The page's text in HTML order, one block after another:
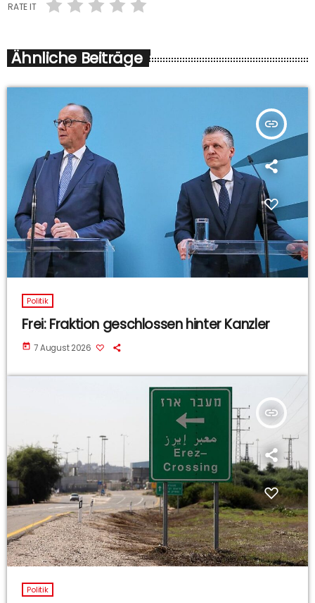
RATE IT
Ähnliche Beiträge
insert_link
Politik
Frei: Fraktion geschlossen hinter Kanzler
today 7 August 2026
insert_link
Politik